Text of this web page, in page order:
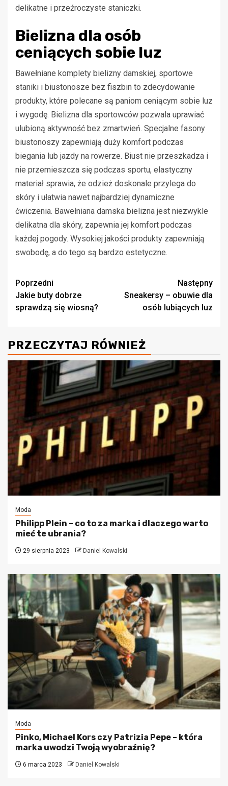
delikatne i przeźroczyste staniczki.
Bielizna dla osób
ceniących sobie luz
Bawełniane komplety bielizny damskiej, sportowe
staniki i biustonosze bez fiszbin to zdecydowanie
produkty, które polecane są paniom ceniącym sobie luz
i wygodę. Bielizna dla sportowców pozwala uprawiać
ulubioną aktywność bez zmartwień. Specjalne fasony
biustonoszy zapewniają duży komfort podczas
biegania lub jazdy na rowerze. Biust nie przeszkadza i
nie przemieszcza się podczas sportu, elastyczny
materiał sprawia, że odzież doskonale przylega do
skóry i ułatwia nawet najbardziej dynamiczne
ćwiczenia. Bawełniana damska bielizna jest niezwykle
delikatna dla skóry, zapewnia jej komfort podczas
każdej pogody. Wysokiej jakości produkty zapewniają
swobodę, a do tego są bardzo estetyczne.
Zobacz
wpisy
Poprzedni
Jakie buty dobrze
sprawdzą się wiosną?
Następny
Sneakersy – obuwie dla
osób lubiących luz
PRZECZYTAJ RÓWNIEŻ
Moda
Philipp Plein – co to za marka i dlaczego warto
mieć te ubrania?
29 sierpnia 2023 Daniel Kowalski
Moda
Pinko, Michael Kors czy Patrizia Pepe – która
marka uwodzi Twoją wyobraźnię?
6 marca 2023 Daniel Kowalski